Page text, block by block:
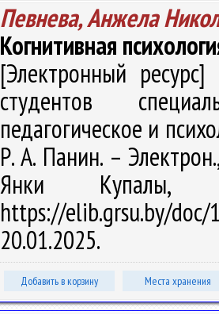
Певнева, Анжела
Когнитивная
[Электронный
студентов
педагогическое и
Р. А. Панин. –
Янки
https://elib.grsu.by/
20.01.2025.
Добавить в корзину Места хранения